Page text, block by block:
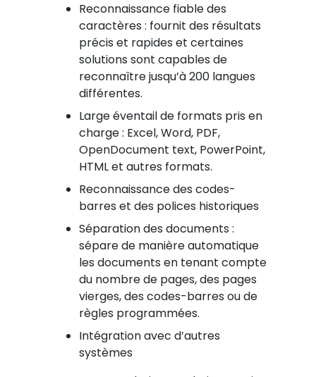
Reconnaissance fiable des
caractères : fournit des résultats
précis et rapides et certaines
solutions sont capables de
reconnaître jusqu’à 200 langues
différentes.
Large éventail de formats pris en
charge : Excel, Word, PDF,
OpenDocument text, PowerPoint,
HTML et autres formats.
Reconnaissance des codes-
barres et des polices historiques
Séparation des documents :
sépare de manière automatique
les documents en tenant compte
du nombre de pages, des pages
vierges, des codes-barres ou de
règles programmées.
Intégration avec d’autres
systèmes